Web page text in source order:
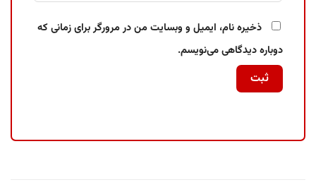
ذخیره نام، ایمیل و وبسایت من در مرورگر برای زمانی که
دوباره دیدگاهی می‌نویسم.